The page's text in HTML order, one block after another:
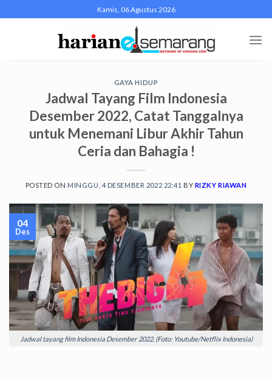
to
Kamis, 06 Agustus 2026
GAYA HIDUP
Jadwal Tayang Film Indonesia
Desember 2022, Catat Tanggalnya
untuk Menemani Libur Akhir Tahun
Ceria dan Bahagia !
POSTED ON MINGGU, 4 DESEMBER 2022 22:41 BY RIZKY RIAWAN
Jadwal tayang film Indonesia Desember 2022. (Foto: Youtube/Netflix Indonesia)
04
Des